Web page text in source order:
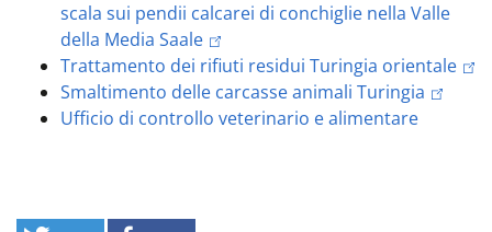
scala sui pendii calcarei di conchiglie nella Valle
della Media Saale
Trattamento dei rifiuti residui Turingia orientale
Smaltimento delle carcasse animali Turingia
Ufficio di controllo veterinario e alimentare